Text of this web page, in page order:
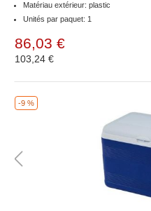
Matériau extérieur: plastic
Unités par paquet: 1
86,03 €
103,24 €
-9 %